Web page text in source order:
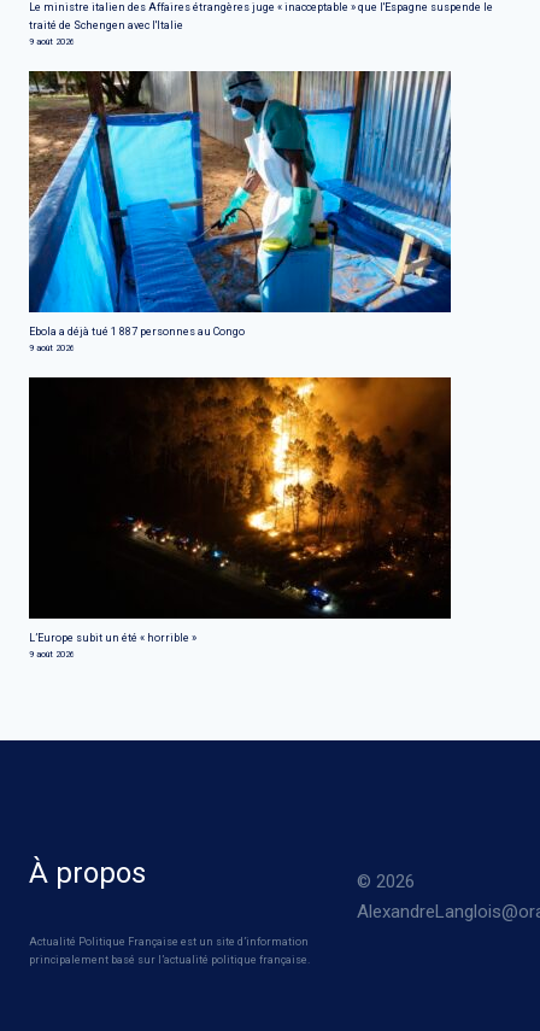
Le ministre italien des Affaires étrangères juge « inacceptable » que l'Espagne suspende le
traité de Schengen avec l'Italie
9 août 2026
Ebola a déjà tué 1 887 personnes au Congo
9 août 2026
L’Europe subit un été « horrible »
9 août 2026
À propos
Actualité Politique Française est un site d’information
principalement basé sur l’actualité politique française.
© 2026